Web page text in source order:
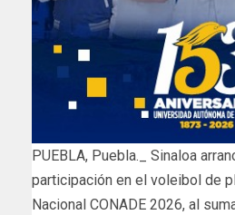
PUEBLA, Puebla._ Sinaloa
participación en el voleibol de
Nacional CONADE 2026, al